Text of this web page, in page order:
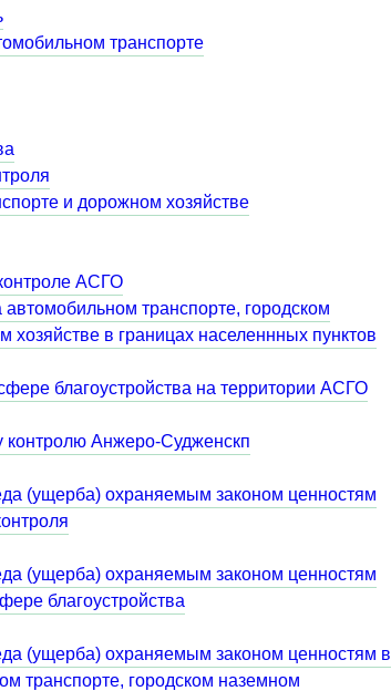
транспорте
и дорожном хозяйстве
АСГО
транспорте, городском
в границах населеннных пунктов
благоустройства на территории АСГО
контролю Анжеро-Судженскп
(ущерба) охраняемым законом ценностям
(ущерба) охраняемым законом ценностям
благоустройства
(ущерба) охраняемым законом ценностям в
транспорте, городском наземном